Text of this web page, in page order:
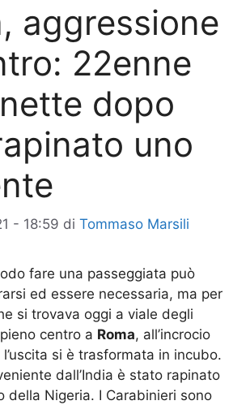
aggressione
22enne
dopo
uno
- 18:59 di Tommaso Marsili
fare una passeggiata può
ed essere necessaria, ma per
si trovava oggi a viale degli
centro a Roma, all’incrocio
si è trasformata in incubo.
dall’India è stato rapinato
della Nigeria. I Carabinieri sono